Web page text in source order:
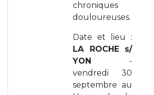
chroniques
douloureuses.
Date et lieu :
LA ROCHE s/
YON
-
vendredi 30
septembre au